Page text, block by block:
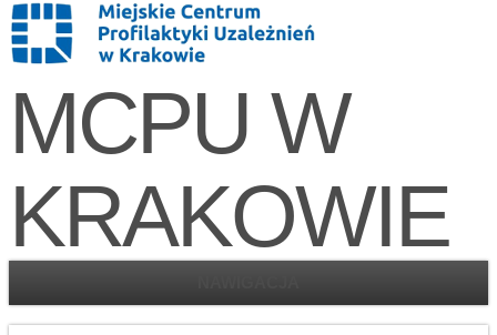
MCPU W
KRAKOWIE